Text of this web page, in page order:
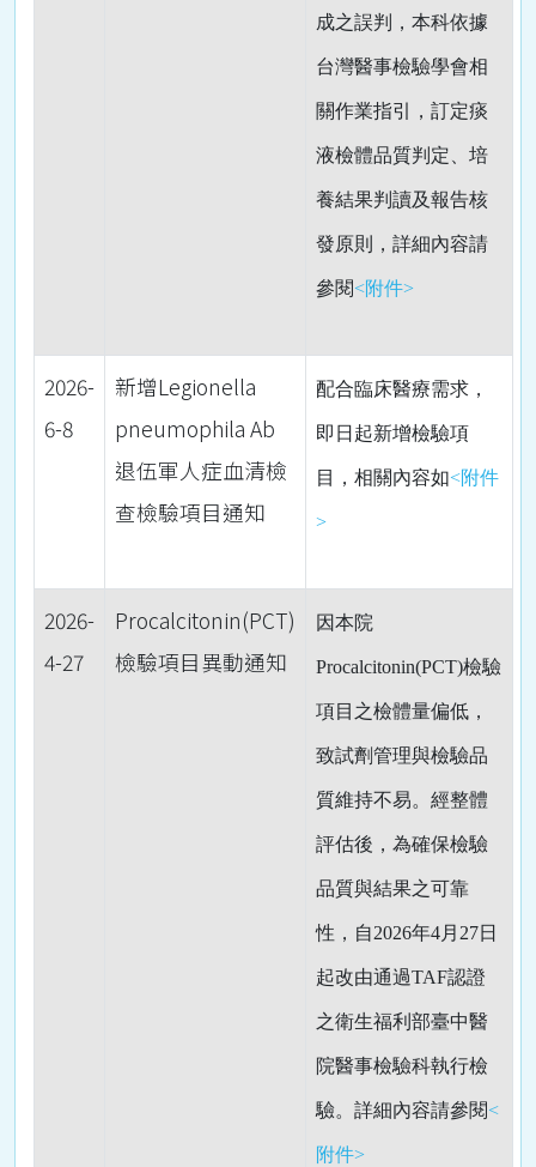
成之誤判，本科依據
台灣醫事檢驗學會相
關作業指引，訂定痰
液檢體品質判定、培
養結果判讀及報告核
發原則，詳細內容請
參閱<附件>
2026-
6-8
新增Legionella
pneumophila Ab
退伍軍人症血清檢
查檢驗項目通知
配合臨床醫療需求，
即日起新增檢驗項
目，相關內容如<附件
>
2026-
4-27
Procalcitonin(PCT)
檢驗項目異動通知
因本院
Procalcitonin(PCT)檢驗
項目之檢體量偏低，
致試劑管理與檢驗品
質維持不易。經整體
評估後，為確保檢驗
品質與結果之可靠
性，自2026年4月27日
起改由通過TAF認證
之衛生福利部臺中醫
院醫事檢驗科執行檢
驗。詳細內容請參閱<
附件>